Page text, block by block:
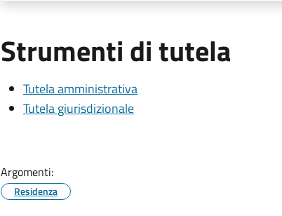
Strumenti di tutela
Tutela amministrativa
Tutela giurisdizionale
Argomenti:
Residenza